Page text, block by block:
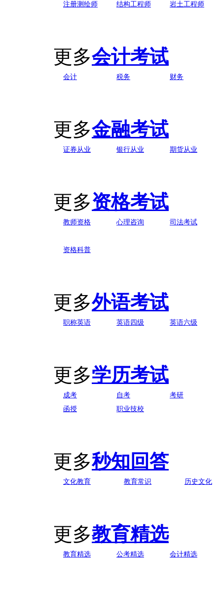
注册测绘师
结构工程师 岩土工程师
更多会计考试
会计 税务 财务
更多金融考试
证券从业 银行从业 期货从业
更多资格考试
教师资格 心理咨询 司法考试
资格科普
更多外语考试
职称英语 英语四级 英语六级
更多学历考试
成考 自考
考研
函授
职业技校
更多秒知回答
文化教育 教育常识 历史文化
更多教育精选
教育精选 公考精选 会计精选